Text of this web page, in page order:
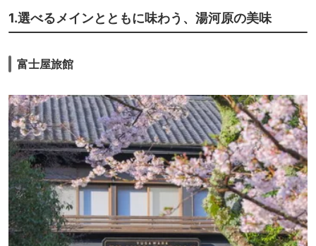
1.選べるメインとともに味わう、湯河原の美味
富士屋旅館